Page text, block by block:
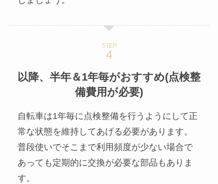
STEP
以降、半年＆1年毎がおすすめ(点検整
備費用が必要)
自転車は1年毎に点検整備を行うようにして正
常な状態を維持してあげる必要があります。
普段使いでそこまで利用頻度が少ない場合で
あっても定期的に交換が必要な部品もありま
す。